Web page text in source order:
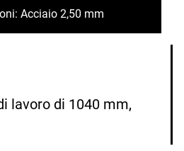
Acciaio 2,50 mm
lavoro di 1040 mm,